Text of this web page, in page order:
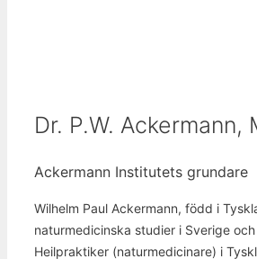
Dr. P.W. Ackermann,
Ackermann Institutets grundare
Wilhelm Paul Ackermann, född i
naturmedicinska studier i Sverige
Heilpraktiker (naturmedicinare) i